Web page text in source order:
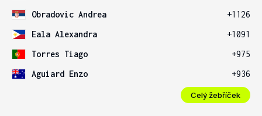
Obradovic Andrea
+1126
Eala Alexandra
+1091
Torres Tiago
+975
Aguiard Enzo
+936
Celý žebříček